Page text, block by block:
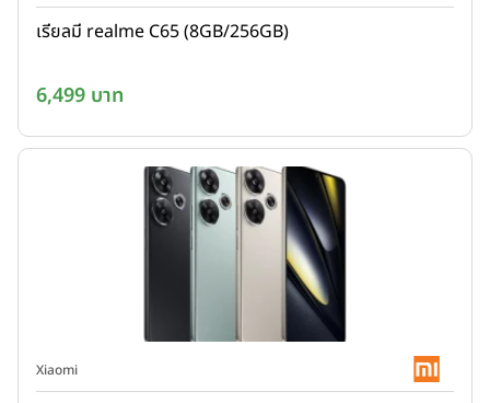
เรียลมี realme C65 (8GB/256GB)
6,499 บาท
Xiaomi